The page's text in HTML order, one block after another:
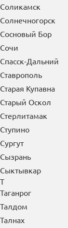
Соликамск
Солнечногорск
Сосновый Бор
Сочи
Спасск-Дальний
Ставрополь
Старая Купавна
Старый Оскол
Стерлитамак
Ступино
Сургут
Сызрань
Сыктывкар
Т
Таганрог
Талдом
Талнах